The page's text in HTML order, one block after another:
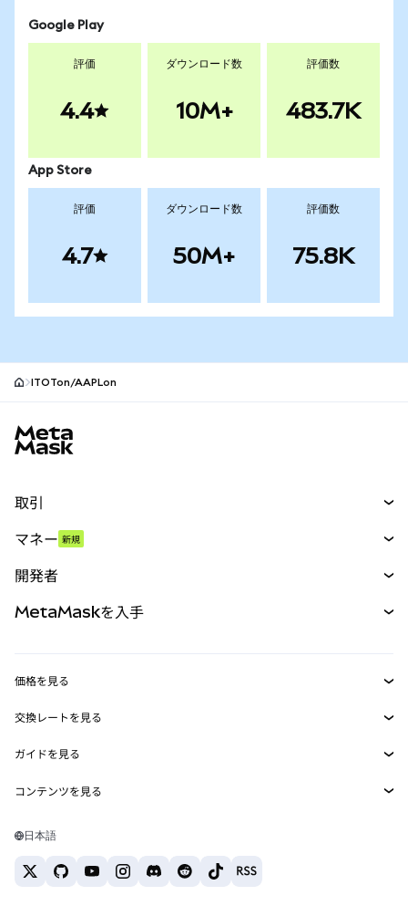
Google Play
評価
4.4
ダウンロード数
10M+
評価数
483.7K
App Store
評価
4.7
ダウンロード数
50M+
評価数
75.8K
ITOTon/AAPLon
取引
パーペチュアル
RWA
マネー 新規
開発者
MetaMask Connect
Snaps
Web3サービス
MetaMaskを入手
セキュリティ
サポート
キャリア
お問い合わせ
価格を見る
イーサリアムの価格
Solanaの価格
Tetherの価格
交換レートを見る
ETH→USD
USDT→INR
BTC→INR
ETH→USDT
ガイドを見る
ETHの購入
USDTの購入
コンテンツを見る
Solanaウォレット
日本語